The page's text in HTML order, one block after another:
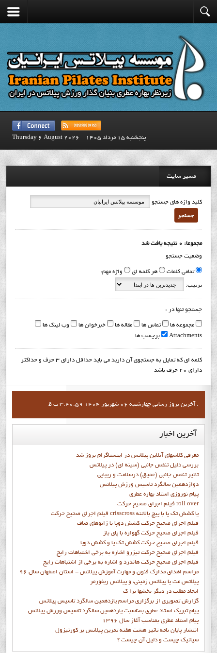
پنجشنبه 15 مرداد 1405 Thursday 6 August 2026
مسیر سایت
کلید واژه های جستجو
جستجو
مجموعا: 0 نتیجه یافت شد
وضعیت جستجو
تمامی کلمات هر کلمه ای واژه مهم:
ترتیب:
جستجو تنها در :
مجموعه ها تماس ها مقاله ها خبرخوان ها
وب لینک ها
Attachments
برچسب ها
کلمه ای که تمایل به جستجوی آن دارید می باید حداقل دارای 3 حرف و حداکثر
دارای 20 حرف باشد
آخرين بروز رساني چهارشنبه 06 شهریور 1404 3:40:59 ب ظ .
آخرین اخبار
معرفی کلاسهای آنلاین پیلاتس در اینستاگرام بروز شد
بررسی دلیل تنفس جانبی (سینه ای) در پیلاتس
تاثیر تنفس جانبی (عمیق) درسلامت و زیبایی
دوازدهمين سالگرد تاسيس ورزش پيلاتس
پيام نوروزي استاد بهاره عطري
فيلم اجراي صحيح حرکت roll over
فيلم اجراي صحيح حركت crisscross يا كشش تك پا با پيچ بالاتنه
فيلم اجراي صحيح حرکت كشش دوپا با زانوهاي صاف
فيلم اجراي صحيح حرکت گهواره با پاي باز
فيلم اجراي صحيح حرکت کشش تک پا و کشش دوپا
فيلم اجراي صحيح حرکت تيزرو اشاره به برخي اشتباهات رايج
فيلم اجراي صحيح حرکت هاندرد و اشاره به برخي از اشتباهات رايج
مراسم اهدای مدارک فنون و مهارت آموزش پیلاتس - استان اصفهان سال 96
پیلاتس مت یا پیلاتس زمینی، و پیلاتس ریفورمر
ايجاد مطلب در ديگر بخشها برا ک
گزارش تصويري از برگزاري مراسم يازدهمين سالگرد تاسيس پيلاتس
پيام تبريک استاد عطري بمناسبت يازدهمين سالگرد تاسيس ورزش پيلاتس
پيام استاد عطري بمناسب آغاز سال 1396
انتشار پايان نامه تاثیر هشت هفته تمرین پیلاتس بر کورتیزول
سیاتیک چیست و دلیل آن چیست ؟